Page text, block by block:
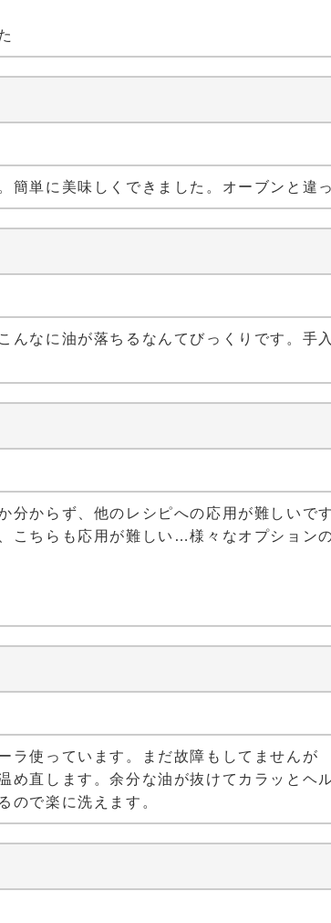
単に美味しくできました。オーブンと違
んなに油が落ちるなんてびっくりです。手
からず、他のレシピへの応用が難しいで
ちらも応用が難しい…様々なオプション
使っています。まだ故障もしてません
め直します。余分な油が抜けてカラッと
ので楽に洗えます。